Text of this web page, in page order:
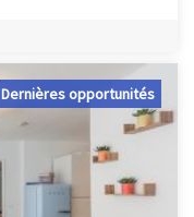
Dernières opportunités